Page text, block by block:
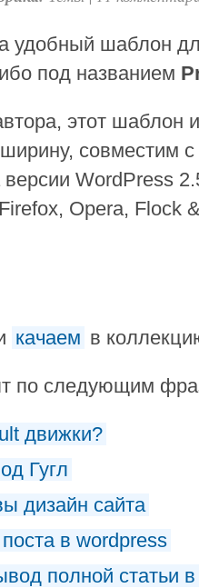
удобный шаблон
под названием
этот шаблон
совместим
версии WordPress
Opera, Flock
качаем в
по следующим
движки?
Гугл
дизайн сайта
в wordpress
полной статьи